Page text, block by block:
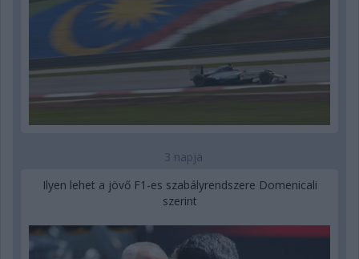
3 napja
Ilyen lehet a jövő F1-es szabályrendszere Domenicali
szerint